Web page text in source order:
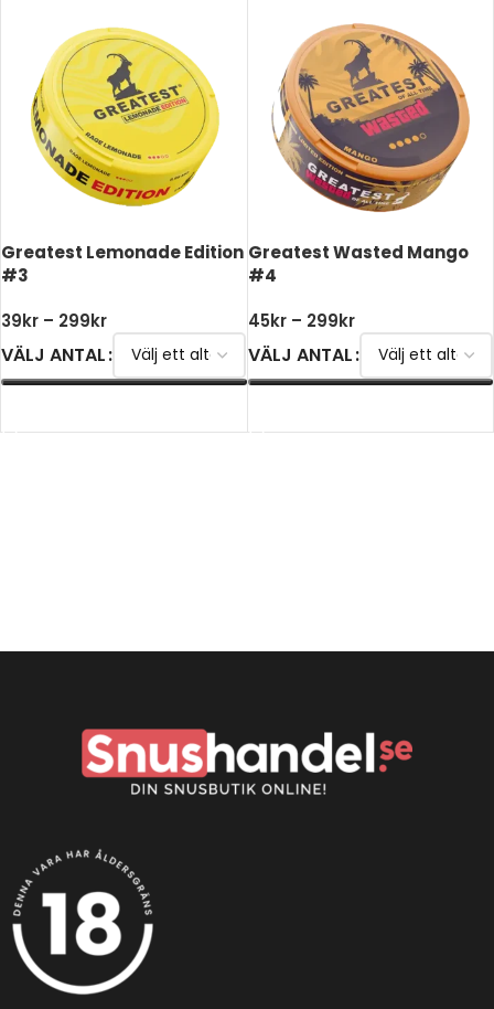
Greatest Lemonade Edition
#3
39kr – 299kr
VÄLJ ANTAL
Greatest Wasted Mango
#4
45kr – 299kr
VÄLJ ANTAL